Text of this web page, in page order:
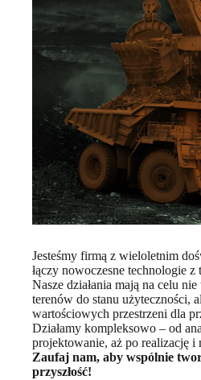
Jesteśmy firmą z wieloletnim
łączy nowoczesne technologie
Nasze działania mają na celu
terenów do stanu użyteczności,
wartościowych przestrzeni dla
Działamy kompleksowo – od
projektowanie, aż po realizację i
Zaufaj nam, aby wspólnie
przyszłość!